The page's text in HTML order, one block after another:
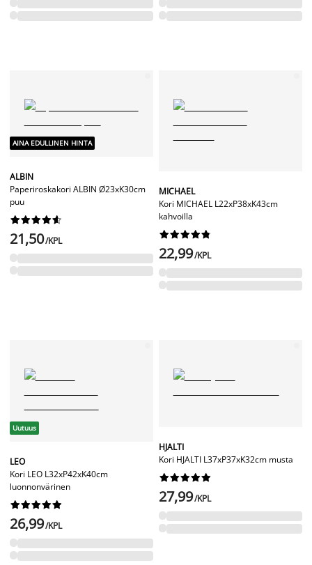
AINA EDULLINEN HINTA
ALBIN
Paperiroskakori ALBIN Ø23xK30cm
puu






21,50/KPL
MICHAEL
Kori MICHAEL L22xP38xK43cm
kahvoilla






22,99/KPL
Uutuus
LEO
Kori LEO L32xP42xK40cm
luonnonvärinen






26,99/KPL
HJALTI
Kori HJALTI L37xP37xK32cm musta






27,99/KPL